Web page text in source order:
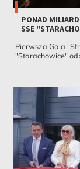
PONAD
SSE
Pierwsza Gala
"Starachowice"